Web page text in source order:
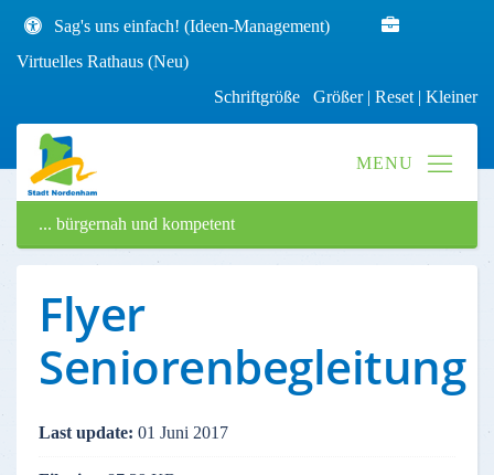
Sag's uns einfach! (Ideen-Management)
Virtuelles Rathaus (Neu)
Schriftgröße Größer| Reset | Kleiner
... bürgernah und kompetent
Flyer
Seniorenbegleitung
Last update: 01 Juni 2017